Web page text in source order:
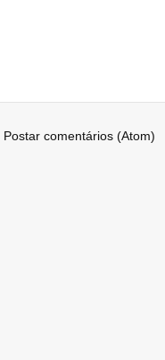
Postar comentários (Atom)